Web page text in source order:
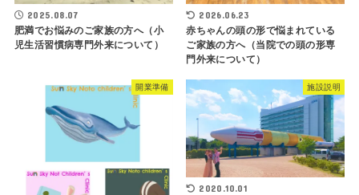
2025.08.07
肥満でお悩みのご家族の方へ（小
児生活習慣病専門外来について）
2026.06.23
赤ちゃんの頭の形で悩まれている
ご家族の方へ（当院での頭の形専
門外来について）
開業準備 施設説明
2020.10.01